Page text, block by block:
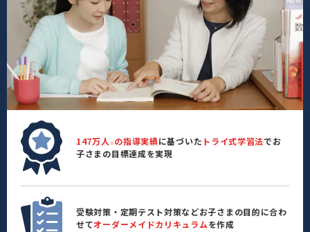
147万人 ※ の指導実績に基づいた トライ式学習法でお
子さまの目標達成を実現
受験対策・定期テスト対策などお子さまの目的に合わ
せてオーダーメイドカリキュラムを作成